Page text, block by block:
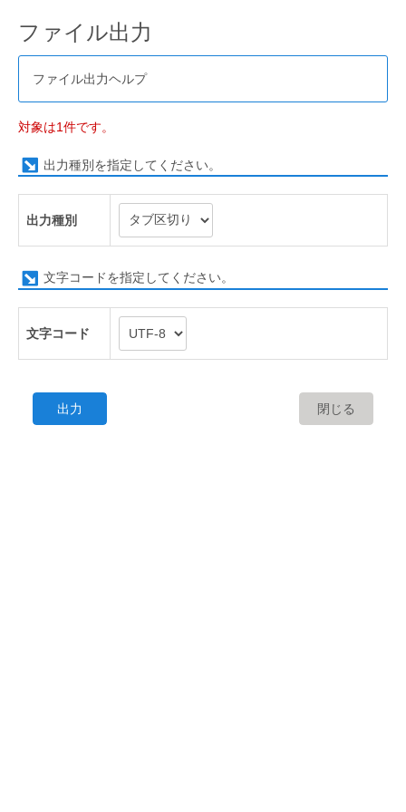
ファイル出力
ファイル出力ヘルプ
対象は1件です。
出力種別を指定してください。
出力種別
文字コードを指定してください。
文字コード